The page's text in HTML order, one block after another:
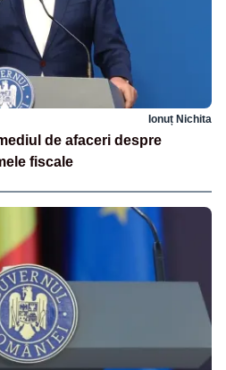
Ionuț Nichita
de afaceri despre
fiscale